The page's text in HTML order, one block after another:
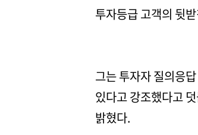
투자등급 고객의 뒷
그는 투자자 질의응
있다고 강조했다고
밝혔다.